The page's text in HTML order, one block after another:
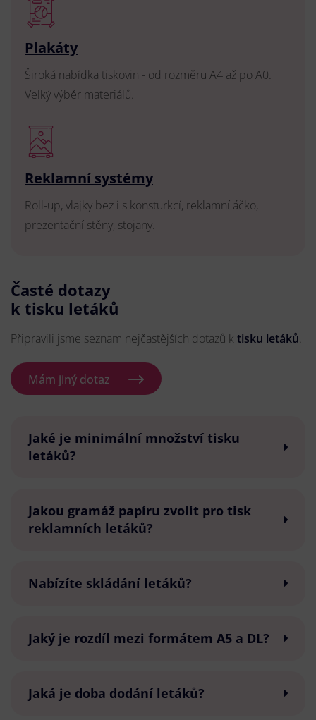
Plakáty
Široká nabídka tiskovin - od rozměru A4 až po A0.
Velký výběr materiálů.
Reklamní systémy
Roll-up, vlajky bez i s konsturkcí, reklamní áčko,
prezentační stěny, stojany.
Časté dotazy
k tisku letáků
Připravili jsme seznam nejčastějších dotazů k tisku letáků.
Mám jiný dotaz
Jaké je minimální množství tisku
letáků?
Jakou gramáž papíru zvolit pro tisk
reklamních letáků?
Nabízíte skládání letáků?
Jaký je rozdíl mezi formátem A5 a DL?
Jaká je doba dodání letáků?